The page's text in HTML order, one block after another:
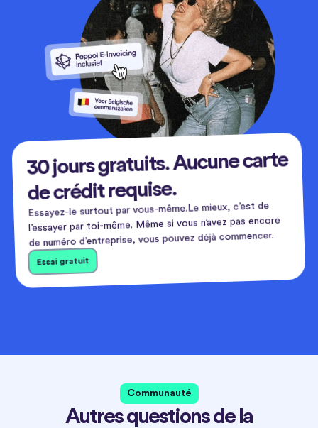
30 jours gratuits. Aucune carte
de crédit requise.
Essayez-le surtout par vous-même.Le mieux, c’est de
l’essayer par toi-même. Même si vous n’avez pas encore
de numéro d’entreprise, vous pouvez déjà commencer.
Essai gratuit
Communauté
Autres questions de la